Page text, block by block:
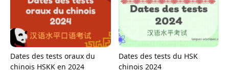
Dates des tests oraux du
chinois HSKK en 2024
Dates des tests du HSK
chinois 2024